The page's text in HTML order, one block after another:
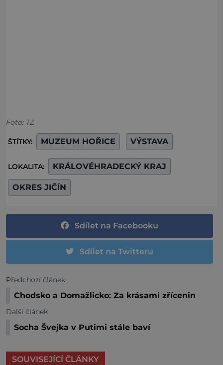
Foto: TZ
ŠTÍTKY: MUZEUM HOŘICE VÝSTAVA
LOKALITA: KRÁLOVÉHRADECKÝ KRAJ
OKRES JIČÍN
Sdílet na Facebooku
Sdílet na Twitteru
Předchozí článek
Chodsko a Domažlicko: Za krásami zřícenin
Další článek
Socha Švejka v Putimi stále baví
SOUVISEJÍCÍ ČLÁNKY